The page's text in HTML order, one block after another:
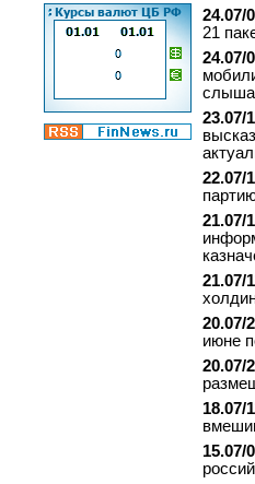
24.07/
21
24.07/
23.07/
22.07/
21.07/
21.07/
20.07/
июне
20.07/
18.07/
15.07/